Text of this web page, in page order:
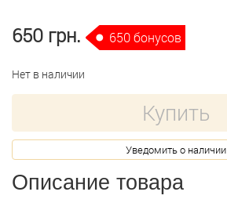
650 грн. 650 бонусов
Нет в наличии
Купить
Уведомить о наличии
Описание товара